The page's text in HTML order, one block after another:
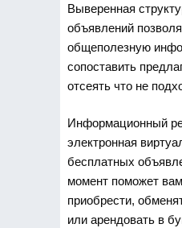
Выверенная
объявлений
общеполезную
сопоставить
отсеять что не
Информационный
электронная
бесплатных
момент поможет
приобрести,
или арендовать в